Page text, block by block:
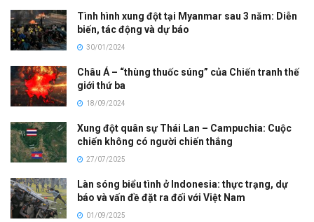
Tình hình xung đột tại Myanmar sau 3 năm: Diễn
biến, tác động và dự báo
30/01/2024
Châu Á – “thùng thuốc súng” của Chiến tranh thế
giới thứ ba
18/09/2024
Xung đột quân sự Thái Lan – Campuchia: Cuộc
chiến không có người chiến thắng
27/07/2025
Làn sóng biểu tình ở Indonesia: thực trạng, dự
báo và vấn đề đặt ra đối với Việt Nam
01/09/2025